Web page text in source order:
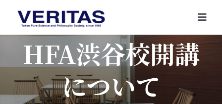
content
HFA渋谷校開講
について